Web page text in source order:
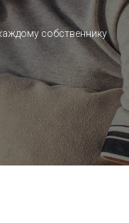
собственнику